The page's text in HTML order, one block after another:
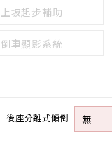
上坡起步輔助
倒車顯影系統
後座分離式傾倒 無